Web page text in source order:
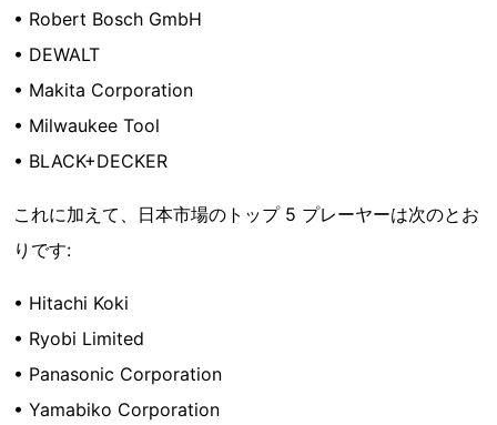
• Robert Bosch GmbH
• DEWALT
• Makita Corporation
• Milwaukee Tool
• BLACK+DECKER
これに加えて、日本市場のトップ 5 プレーヤーは次のとお
りです:
• Hitachi Koki
• Ryobi Limited
• Panasonic Corporation
• Yamabiko Corporation